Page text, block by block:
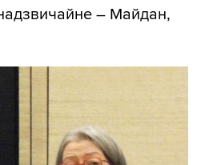
– Майдан,